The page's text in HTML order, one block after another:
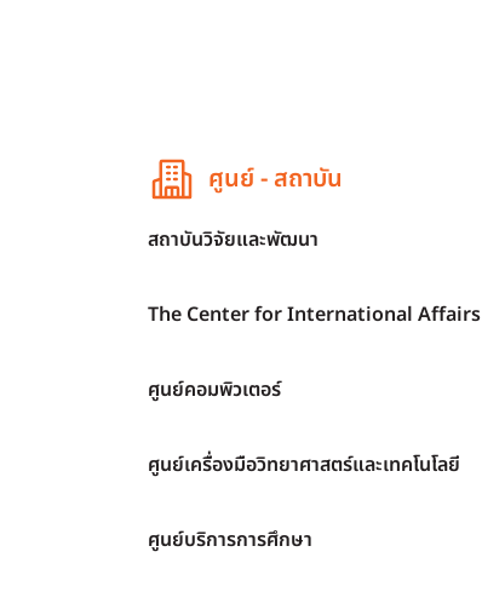
ศูนย์ - สถาบัน
สถาบันวิจัยและพัฒนา
The Center for International Affairs
ศูนย์คอมพิวเตอร์
ศูนย์เครื่องมือวิทยาศาสตร์และเทคโนโลยี
ศูนย์บริการการศึกษา